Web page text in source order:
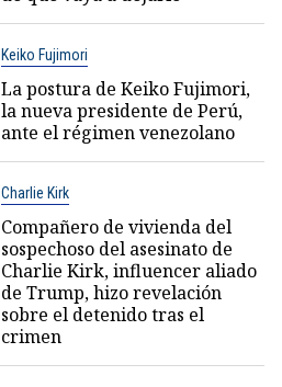
Keiko Fujimori
La postura de Keiko Fujimori,
la nueva presidente de Perú,
ante el régimen venezolano
Charlie Kirk
Compañero de vivienda del
sospechoso del asesinato de
Charlie Kirk, influencer aliado
de Trump, hizo revelación
sobre el detenido tras el
crimen